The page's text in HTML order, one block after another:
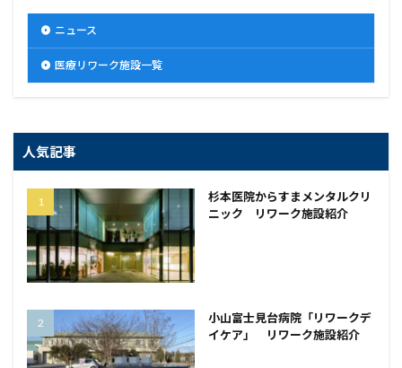
ニュース
医療リワーク施設一覧
人気記事
杉本医院からすまメンタルクリ
ニック リワーク施設紹介
小山富士見台病院「リワークデ
イケア」 リワーク施設紹介